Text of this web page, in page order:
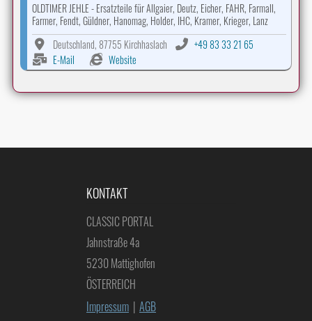
OLDTIMER JEHLE - Ersatzteile für Allgaier, Deutz, Eicher, FAHR, Farmall,
Farmer, Fendt, Güldner, Hanomag, Holder, IHC, Kramer, Krieger, Lanz
Deutschland, 87755 Kirchhaslach
+49 83 33 21 65
E-Mail
Website
KONTAKT
CLASSIC PORTAL
Jahnstraße 4a
5230 Mattighofen
ÖSTERREICH
Impressum | AGB